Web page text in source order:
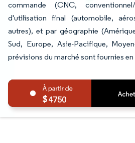
commande (CNC,
d'utilisation final (automobile,
autres), et par géographie
Sud, Europe, Asie-Pacifique,
prévisions du marché sont fournies en
4750